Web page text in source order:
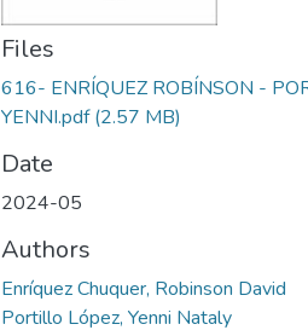
Files
616- ENRÍQUEZ ROBÍNSON -
YENNI.pdf(2.57 MB)
Date
2024-05
Authors
Enríquez Chuquer, Robinson David
Portillo López, Yenni Nataly